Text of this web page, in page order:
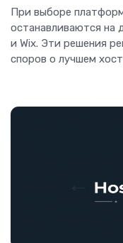
При выборе
останавливаются на
и Wix. Эти решения
споров о лучшем